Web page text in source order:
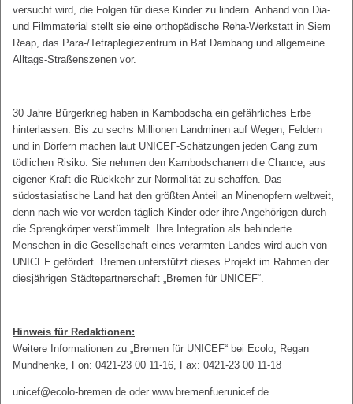
versucht wird, die Folgen für diese Kinder zu lindern. Anhand von Dia-
und Filmmaterial stellt sie eine orthopädische Reha-Werkstatt in Siem
Reap, das Para-/Tetraplegiezentrum in Bat Dambang und allgemeine
Alltags-Straßenszenen vor.
30 Jahre Bürgerkrieg haben in Kambodscha ein gefährliches Erbe
hinterlassen. Bis zu sechs Millionen Landminen auf Wegen, Feldern
und in Dörfern machen laut UNICEF-Schätzungen jeden Gang zum
tödlichen Risiko. Sie nehmen den Kambodschanern die Chance, aus
eigener Kraft die Rückkehr zur Normalität zu schaffen. Das
südostasiatische Land hat den größten Anteil an Minenopfern weltweit,
denn nach wie vor werden täglich Kinder oder ihre Angehörigen durch
die Sprengkörper verstümmelt. Ihre Integration als behinderte
Menschen in die Gesellschaft eines verarmten Landes wird auch von
UNICEF gefördert. Bremen unterstützt dieses Projekt im Rahmen der
diesjährigen Städtepartnerschaft „Bremen für UNICEF“.
Hinweis für Redaktionen:
Weitere Informationen zu „Bremen für UNICEF“ bei Ecolo, Regan
Mundhenke, Fon: 0421-23 00 11-16, Fax: 0421-23 00 11-18
unicef@ecolo-bremen.de oder www.bremenfuerunicef.de